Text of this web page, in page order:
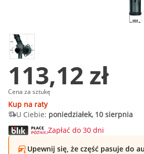
113,12 zł
Cena za sztukę
Kup na raty
U Ciebie: poniedziałek, 10 sierpnia
Zapłać do 30 dni
Upewnij się, że część pasuje do